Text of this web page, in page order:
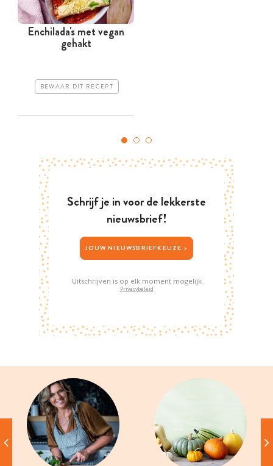
Enchilada's met vegan
gehakt
BEWAAR DIT RECEPT
Schrijf je in voor de lekkerste
nieuwsbrief!
JOUW NIEUWSBRIEFKEUZE >
Uitschrijven is op elk moment mogelijk
Privacybeleid